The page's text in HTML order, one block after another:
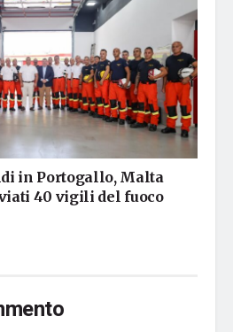
in Portogallo, Malta
40 vigili del fuoco